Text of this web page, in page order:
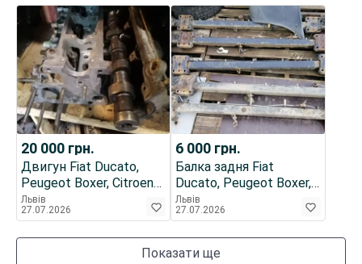
20 000 грн.
Двигун Fiat Ducato,
Peugeot Boxer, Citroen
Jumper
Львів
27.07.2026
6 000 грн.
Балка задня Fiat
Ducato, Peugeot Boxer,
Citroen Jumper
Львів
27.07.2026
Показати ще